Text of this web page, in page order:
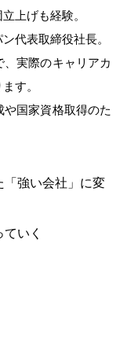
上げも経験。
代表取締役社長。
実際のキャリアカ
す。
国家資格取得のた
「強い会社」に変
いく